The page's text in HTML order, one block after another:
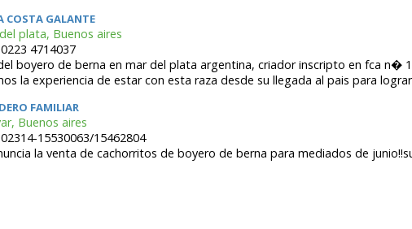
COSTA GALANTE
plata, Buenos aires
4714037
boyero de berna en mar del plata argentina, criador inscripto en fca n�
la experiencia de estar con esta raza desde su llegada al pais para
FAMILIAR
Buenos aires
15530063/15462804
la venta de cachorritos de boyero de berna para mediados de